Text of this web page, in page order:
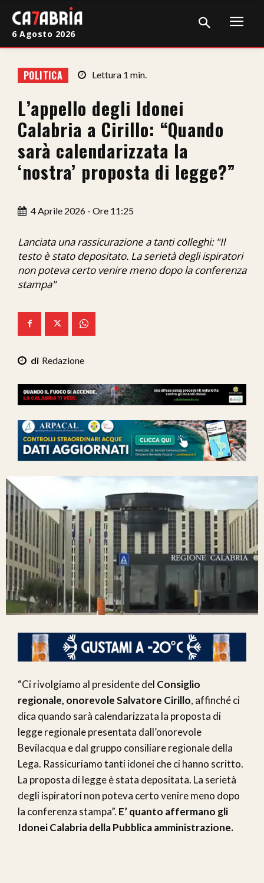
Cronaca
Giudiziaria
Politica
Sport
Sanità
Economia
Ita-Mondo
We Calabria
6 Agosto 2026
POLITICA Lettura 1 min.
L’appello degli Idonei
Calabria a Cirillo: “Quando
sarà calendarizzata la
‘nostra’ proposta di legge?”
4 Aprile 2026 - Ore 11:25
Lanciata una rassicurazione a tanti colleghi: "Il
testo è stato depositato. La serietà degli ispiratori
non poteva certo venire meno dopo la conferenza
stampa"
Redazione
“Ci rivolgiamo al presidente del Consiglio
regionale, onorevole Salvatore Cirillo, affinché ci
dica quando sarà calendarizzata la proposta di
legge regionale presentata dall’onorevole
Bevilacqua e dal gruppo consiliare regionale della
Lega. Rassicuriamo tanti idonei che ci hanno scritto.
La proposta di legge è stata depositata. La serietà
degli ispiratori non poteva certo venire meno dopo
la conferenza stampa”. E’ quanto affermano gli
Idonei Calabria della Pubblica amministrazione.